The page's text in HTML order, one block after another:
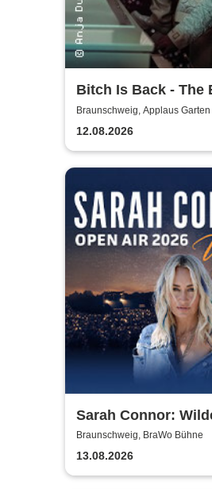
Bitch Is Back - The
John Show
Braunschweig, Applaus Garten
12.08.2026
Sarah Connor:
Open Air 2026
Braunschweig, BraWo Bühne
13.08.2026